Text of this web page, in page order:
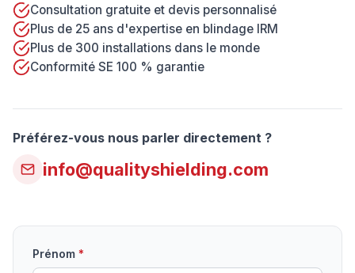
Consultation gratuite et devis personnalisé
Plus de 25 ans d'expertise en blindage IRM
Plus de 300 installations dans le monde
Conformité SE 100 % garantie
Préférez-vous nous parler directement ?
info@qualityshielding.com
Prénom *